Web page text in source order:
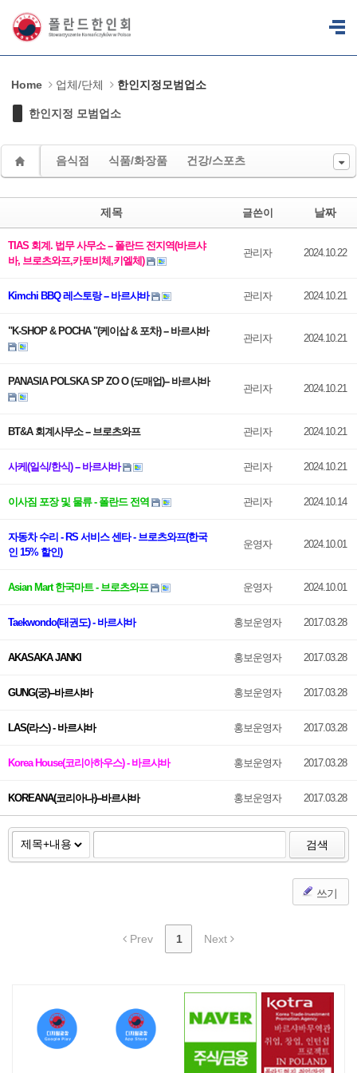
Home 업체/단체 한인지정모범업소
한인지정 모범업소
음식점 식품/화장품 건강/스포츠
제목 글쓴이 날짜
TIAS 회계. 법무 사무소 -- 폴란드 전지역(바르샤
바, 브로츠와프,카토비체,키엘체)
관리자 2024.10.22
Kimchi BBQ 레스토랑 -- 바르샤바 관리자 2024.10.21
"K-SHOP & POCHA "(케이삽 & 포차) -- 바르샤바
관리자 2024.10.21
PANASIA POLSKA SP ZO O (도매업)-- 바르샤바
관리자 2024.10.21
BT&A 회계사무소 -- 브로츠와프 관리자 2024.10.21
사케(일식/한식) -- 바르샤바 관리자 2024.10.21
이사짐 포장 및 물류 - 폴란드 전역 관리자 2024.10.14
자동차 수리 - RS 서비스 센타 - 브로츠와프(한국
인 15% 할인)
운영자 2024.10.01
Asian Mart 한국마트 - 브로츠와프 운영자 2024.10.01
Taekwondo(태권도) - 바르샤바 홍보운영자 2017.03.28
AKASAKA JANKI 홍보운영자 2017.03.28
GUNG(궁)--바르샤바 홍보운영자 2017.03.28
LAS(라스) - 바르샤바 홍보운영자 2017.03.28
Korea House(코리아하우스) - 바르샤바 홍보운영자 2017.03.28
KOREANA(코리아나)--바르샤바 홍보운영자 2017.03.28
검색
쓰기
Prev 1 Next